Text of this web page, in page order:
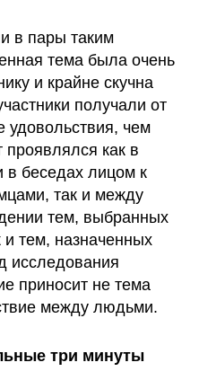
в пары таким
тема была очень
и крайне скучна
получали от
удовольствия, чем
как в
в беседах лицом к
так и между
тем, выбранных
и тем, назначенных
исследования
приносит не тема
между людьми.
три минуты